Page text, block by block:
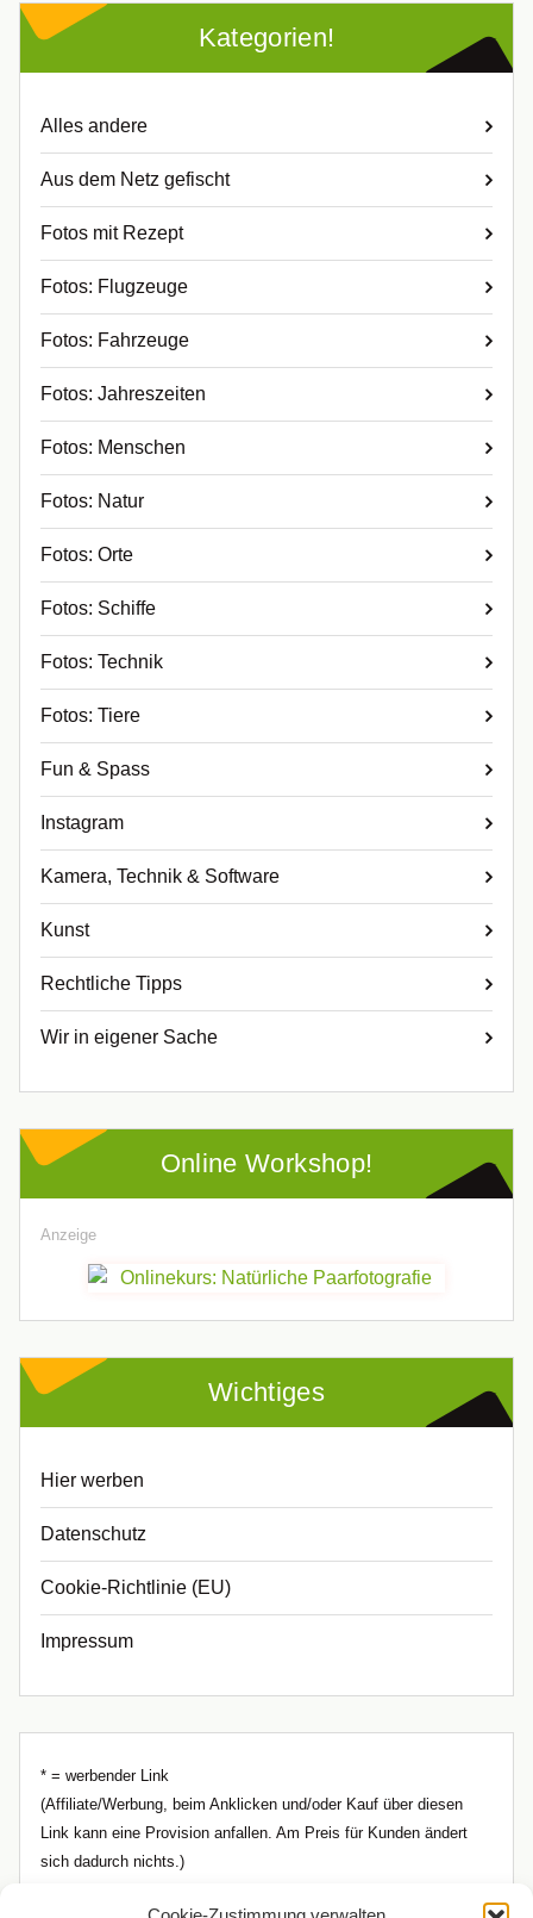
Kategorien!
Alles andere
Aus dem Netz gefischt
Fotos mit Rezept
Fotos: Flugzeuge
Fotos: Fahrzeuge
Fotos: Jahreszeiten
Fotos: Menschen
Fotos: Natur
Fotos: Orte
Fotos: Schiffe
Fotos: Technik
Fotos: Tiere
Fun & Spass
Instagram
Kamera, Technik & Software
Kunst
Rechtliche Tipps
Wir in eigener Sache
Online Workshop!
Anzeige
Wichtiges
Hier werben
Datenschutz
Cookie-Richtlinie (EU)
Impressum
* = werbender Link
(Affiliate/Werbung, beim Anklicken und/oder Kauf über diesen
Link kann eine Provision anfallen. Am Preis für Kunden ändert
sich dadurch nichts.)